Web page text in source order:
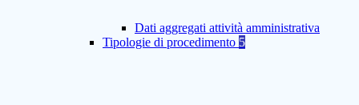
Dati aggregati attività amministrativa
Tipologie di procedimento 5